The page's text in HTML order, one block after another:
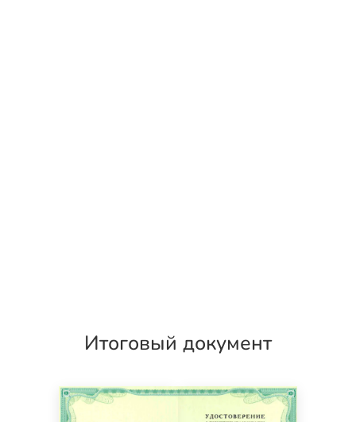
Итоговый документ